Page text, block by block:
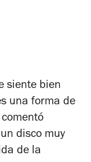
siente bien
una forma de
disco muy
de la